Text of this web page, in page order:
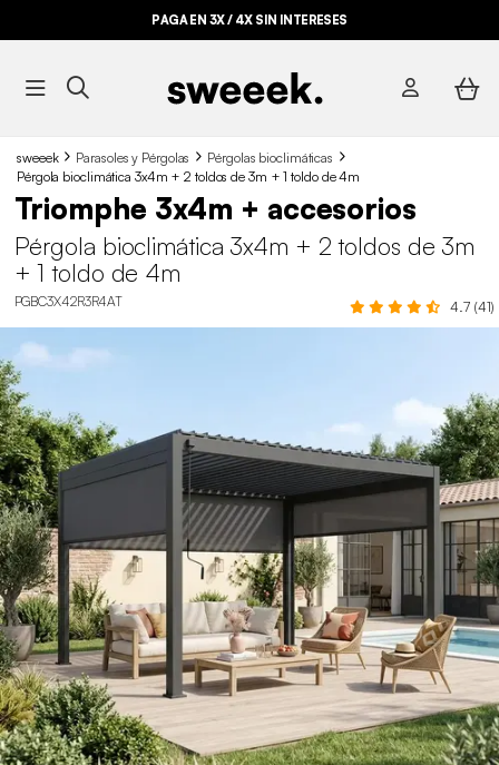
PAGA EN 3X / 4X SIN INTERESES
sweeek Parasoles y Pérgolas
Pérgolas bioclimáticas
Pérgola bioclimática 3x4m + 2 toldos de 3m + 1 toldo de 4m
Triomphe 3x4m + accesorios
Pérgola bioclimática 3x4m + 2 toldos de 3m
+ 1 toldo de 4m
PGBC3X42R3R4AT 4.7 (41)